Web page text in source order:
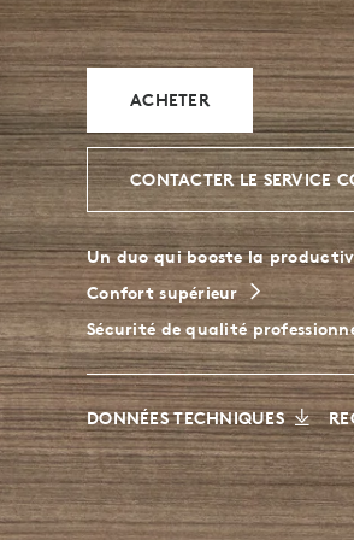
LES
ACHETER
CONTACTER LE SERVICE
Un duo qui booste la
Confort supérieur
Sécurité de qualité
DONNÉES TECHNIQUES